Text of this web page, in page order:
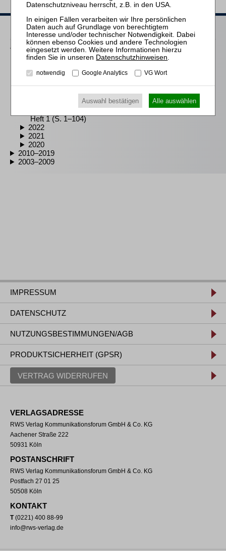
Heftarchiv
2020–2026
2026
2024
2023
Heft 4 (S. 333–472)
Heft 3 (S. 181–332)
Heft 2 (S. 105–180)
Heft 1 (S. 1–104)
2022
2021
2020
2010–2019
2003–2009
IMPRESSUM
DATENSCHUTZ
NUTZUNGSBESTIMMUNGEN/AGB
PRODUKTSICHERHEIT (GPSR)
VERTRAG WIDERRUFEN
VERLAGSADRESSE
RWS Verlag Kommunikationsforum GmbH & Co. KG
Aachener Straße 222
50931 Köln
POSTANSCHRIFT
RWS Verlag Kommunikationsforum GmbH & Co. KG
Postfach 27 01 25
50508 Köln
KONTAKT
T(0221) 400 88-99
info@rws-verlag.de
Datenschutzhinweisen
notwendig Google Analytics VG Wort
Auswahl bestätigen Alle auswählen